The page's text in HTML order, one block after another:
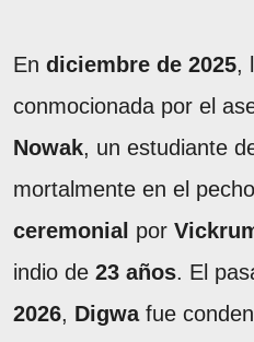
En diciembre de 2025,
conmocionada por el
Nowak, un estudiante
mortalmente en el
ceremonial por
indio de 23 años. El
2026, Digwafue